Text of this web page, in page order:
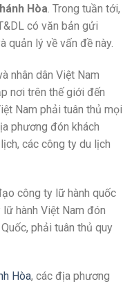
Hòa. Trong tuần tới,
có văn bản gửi
quản lý về vấn đề này.
nhân dân Việt Nam
nơi trên thế giới đến
Nam phải tuân thủ mọi
phương đón khách
các công ty du lịch
công ty lữ hành quốc
hành Việt Nam đón
phải tuân thủ quy
Hòa, các địa phương